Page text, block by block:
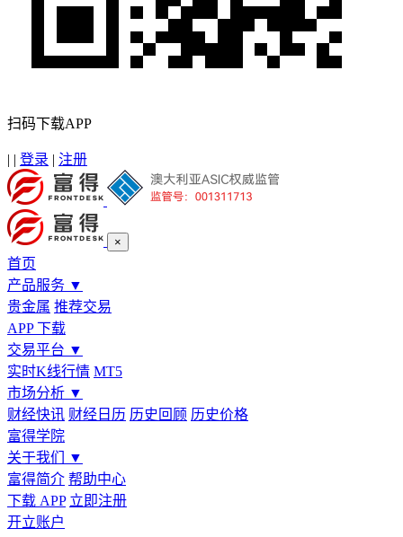
扫码下载APP
| | 登录 | 注册
×
首页
产品服务 ▼
贵金属 推荐交易
APP 下载
交易平台 ▼
实时K线行情 MT5
市场分析 ▼
财经快讯 财经日历 历史回顾 历史价格
富得学院
关于我们
▼
富得简介 帮助中心
下载 APP 立即注册
开立账户